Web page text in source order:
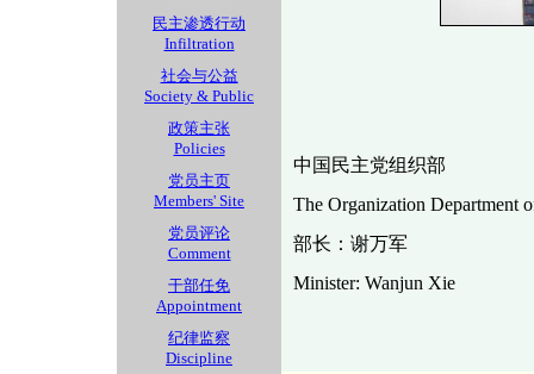
民主渗透行动
Infiltration
社会与公益
Society & Public
政策主张
Policies
党员主页
Members' Site
党员评论
Comment
干部任免
Appointment
纪律监察
Discipline
中国民主党组织部
The Organization Department
部长：谢万军
Minister: Wanjun Xie